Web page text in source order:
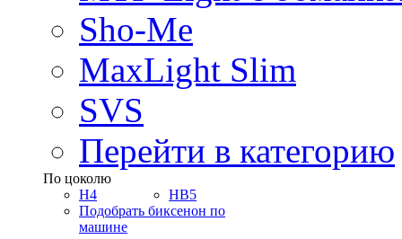
Sho-Me
MaxLight Slim
SVS
Перейти в категорию
По цоколю
H4
HB5
Подобрать биксенон по
машине